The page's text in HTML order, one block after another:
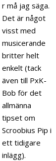
r må jag säga.
Det är något
visst med
musicerande
britter helt
enkelt (tack
även till PxK-
Bob för det
allmänna
tipset om
Scroobius Pip i
ett tidigare
inlägg).